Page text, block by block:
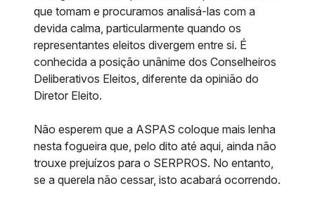
que tomam e procuramos analisá-las com a
devida calma, particularmente quando os
representantes eleitos divergem entre si. É
conhecida a posição unânime dos Conselheiros
Deliberativos Eleitos, diferente da opinião do
Diretor Eleito.
Não esperem que a ASPAS coloque mais lenha
nesta fogueira que, pelo dito até aqui, ainda não
trouxe prejuízos para o SERPROS. No entanto,
se a querela não cessar, isto acabará ocorrendo.